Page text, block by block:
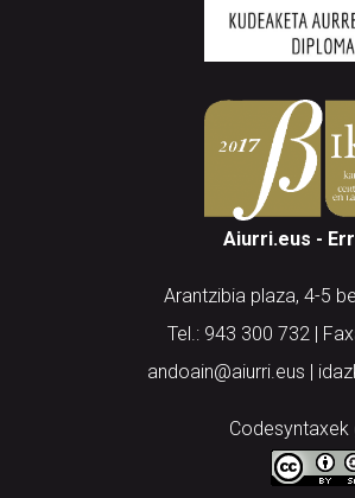
Aiurri.eus -
Arantzibia plaza, 4-5
Tel.: 943 300 732 |
andoain@aiurri.eus |
Codesyntaxek